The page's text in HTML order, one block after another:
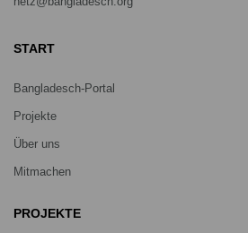
START
Bangladesch-Portal
Projekte
Über uns
Mitmachen
PROJEKTE